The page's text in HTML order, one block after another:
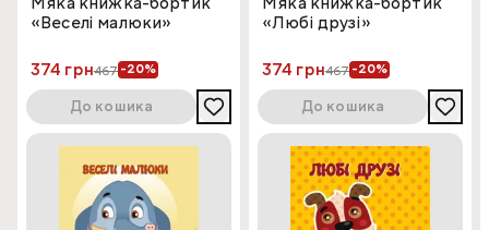
«Веселі малюки»
374 грн467-20%
До кошика
«Любі друзі»
374 грн467-20%
До кошика